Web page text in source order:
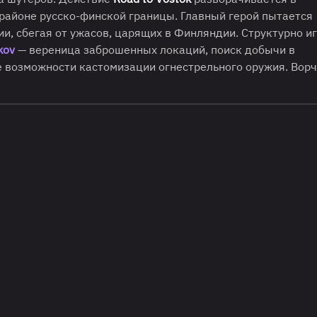
русско-финской границы. Главный герой пытается
сбегая от ужасов, царящих в Финляндии. Структурно
— вереница заброшенных локаций, поиск добычи в
кастомизации огнестрельного оружия.